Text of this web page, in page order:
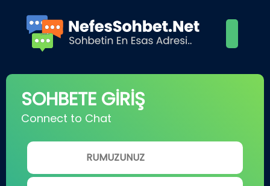
SOHBETE GİRİŞ
Connect to Chat